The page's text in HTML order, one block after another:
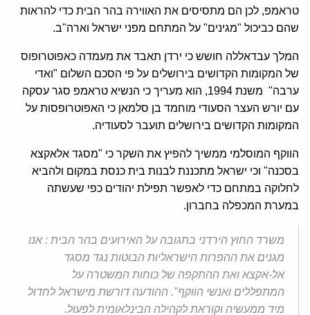
טראמפ, לכן הם מתסיסים את האווירה בהר הבית כדי להראות
שהם כביכול "מגינים" על המתחם מפני ישראל וארה"ב.
המלך עבדאללה חושש כי ירדן תאבד את מעמדה כאפוטרופוס
של המקומות הקדושים בירושלים על פי הסכם השלום "ואדי
ערבה" משנת 1994, הוא מעריך כי הנשיא טראמפ סגר עסקה
עם יורש העצר הסעודי מוחמד בן סלמאן כי האפוטרופסות על
המקומות הקדושים בירושלים תועבר לסעודיה.
הווקף המוסלמי ממשיך להפיץ את השקר כי "מסגד אלאקצא
בסכנה" וכי ישראל מתכננת לבנות בית כנסת במקום ולהביא
לחלוקה במתחם כדי לאפשר תפילת יהודים כפי שעשתה
במערת המכפלה בחברון.
משרד החוץ הירדני בתגובה על האירועים בהר הבית : אנו
מגנים את ההפרות הישראליות הבוטות נגד מסגד
אל-אקצא ואת ההתקפה של כוחות המשטרה על
המתפללים ואנשי הווקף". ההודעה דורשת מישראל לחדול
מיד ממעשיה וקוראת לקהילה הבינלאומית לפעול.